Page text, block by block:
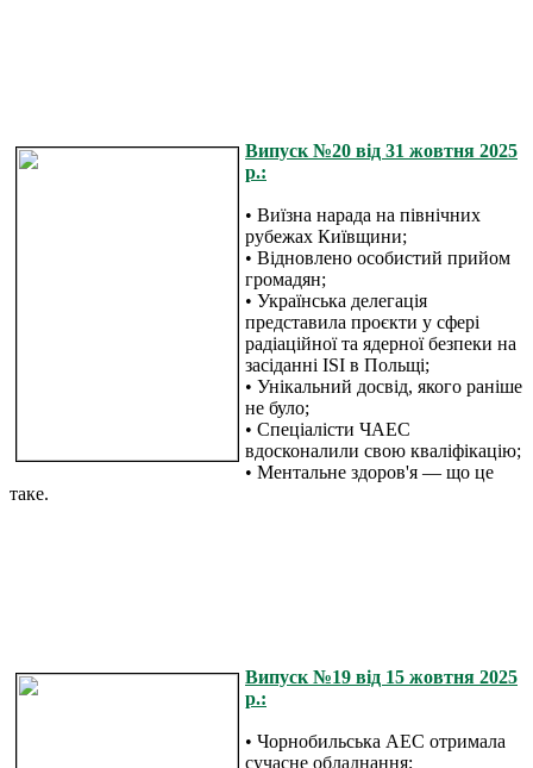
Випуск №20 від 31 жовтня 2025
р.:
• Виїзна нарада на північних
рубежах Київщини;
• Відновлено особистий прийом
громадян;
• Українська делегація
представила проєкти у сфері
радіаційної та ядерної безпеки на
засіданні ISI в Польщі;
• Унікальний досвід, якого раніше
не було;
• Спеціалісти ЧАЕС
вдосконалили свою кваліфікацію;
• Ментальне здоров'я — що це
таке.
Випуск №19 від 15 жовтня 2025
р.:
• Чорнобильська АЕС отримала
сучасне обладнання;